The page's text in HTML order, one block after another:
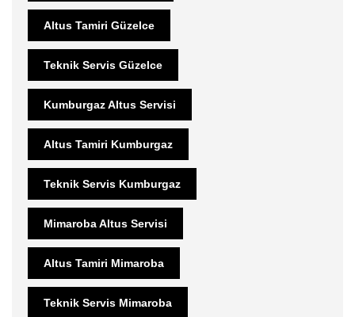
Altus Tamiri Güzelce
Teknik Servis Güzelce
Kumburgaz Altus Servisi
Altus Tamiri Kumburgaz
Teknik Servis Kumburgaz
Mimaroba Altus Servisi
Altus Tamiri Mimaroba
Teknik Servis Mimaroba